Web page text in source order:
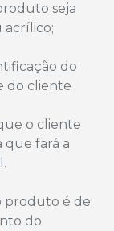
seja
do
do cliente
o cliente
que fará a
produto é de
do